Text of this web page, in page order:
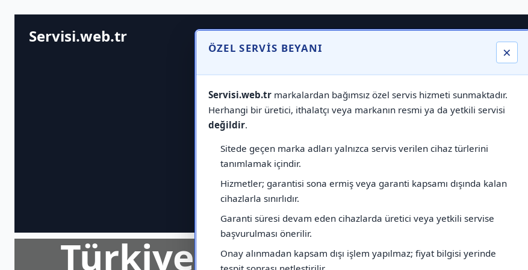
ÖZEL SERVIS BEYANI ×
Servisi.web.trmarkalardan bağımsız özel servis hizmeti sunmaktadır.
Herhangi bir üretici, ithalatçı veya markanın resmi ya da yetkili servisi
değildir.
Sitede geçen marka adları yalnızca servis verilen cihaz türlerini
tanımlamak içindir.
Hizmetler; garantisi sona ermiş veya garanti kapsamı dışında kalan
cihazlarla sınırlıdır.
Garanti süresi devam eden cihazlarda üretici veya yetkili servise
başvurulması önerilir.
Onay alınmadan kapsam dışı işlem yapılmaz; fiyat bilgisi yerinde
Servisi.web.tr
Türkiye Genelinde